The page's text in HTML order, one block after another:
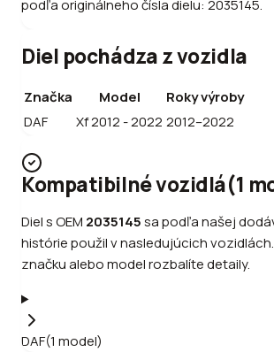
podľa originálneho čísla dielu: 2035145.
Diel pochádza z vozidla
Značka Model
Roky výroby
DAF
Xf 2012 - 2022 2012–2022
Kompatibilné vozidlá(1
Diel s OEM 2035145sa podľa našej
histórie použil v nasledujúcich
značku alebo model rozbalíte detaily.
DAF(1 model)